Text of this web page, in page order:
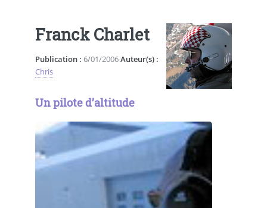
Franck Charlet
Publication : 6/01/2006Auteur(s) :
Chris
Un pilote d’altitude